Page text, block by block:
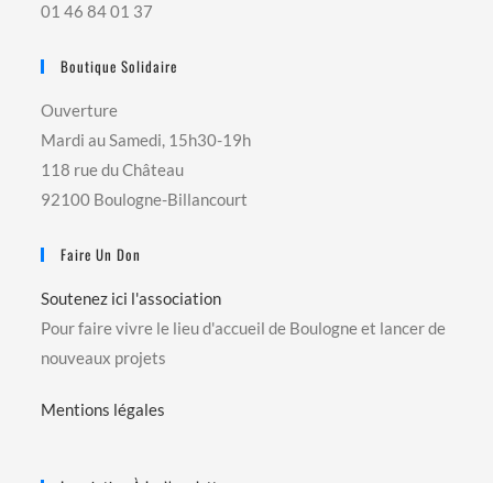
01 46 84 01 37
Boutique Solidaire
Ouverture
Mardi au Samedi, 15h30-19h
118 rue du Château
92100 Boulogne-Billancourt
Faire Un Don
Soutenez ici l'association
Pour faire vivre le lieu d'accueil de Boulogne et lancer de
nouveaux projets
Mentions légales